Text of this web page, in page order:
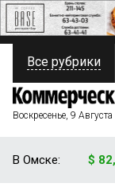
ПОЛИТИКА
ФИНАНСЫ
Все рубрики
Воскресенье, 9 Августа
В Омске: $